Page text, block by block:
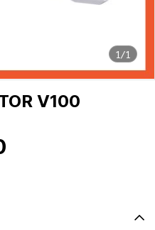
1/1
V100